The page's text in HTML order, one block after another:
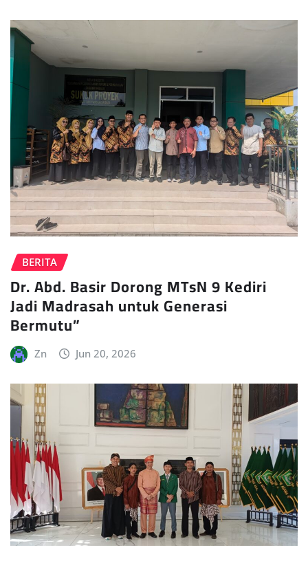
BERITA
Dr. Abd. Basir Dorong MTsN 9 Kediri
Jadi Madrasah untuk Generasi
Bermutu”
Zn Jun 20, 2026